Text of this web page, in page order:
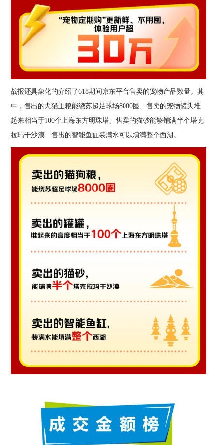
战报还具象化的介绍了618期间京东平台售卖的宠物产品数量。其
中，售出的犬猫主粮能绕苏超足球场8000圈、售卖的宠物罐头堆
起来相当于100个上海东方明珠塔、售卖的猫砂能够铺满半个塔克
拉玛干沙漠、售出的智能鱼缸装满水可以填满整个西湖。